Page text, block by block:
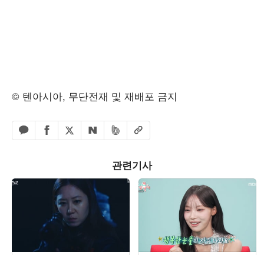
© 텐아시아, 무단전재 및 재배포 금지
카카오톡 공유하기
페이스북 공유하기
엑스 공유하기
네이버 공유하기
밴드 공유하기
URL복사
관련기사